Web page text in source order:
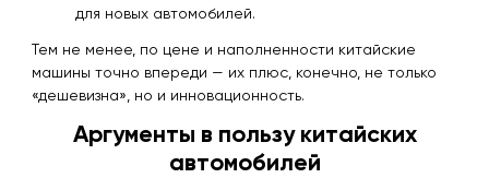
для новых автомобилей.
Тем не менее, по цене и наполненности китайские
машины точно впереди — их плюс, конечно, не только
«дешевизна», но и инновационность.
Аргументы в пользу китайских
автомобилей